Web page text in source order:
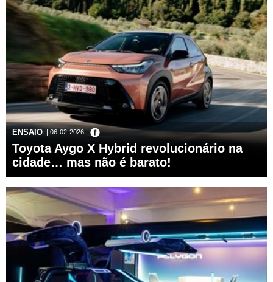
ENSAIO | 06-02-2026
Toyota Aygo X Hybrid revolucionário na
cidade… mas não é barato!